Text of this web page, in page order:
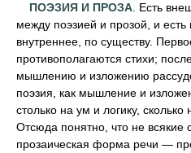
ПОЭЗИЯ И ПРОЗА . Есть
между поэзией и прозой, и
внутреннее, по существу.
противополагаются стихи;
мышлению и изложению
поэзия, как мышление и
столько на ум и логику, сколько
Отсюда понятно, что не всякие
прозаическая форма речи —